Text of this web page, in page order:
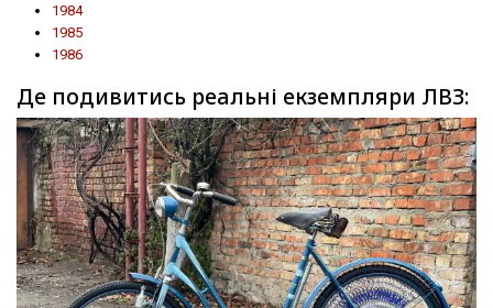
1984
1985
1986
Де подивитись реальні екземпляри ЛВЗ: